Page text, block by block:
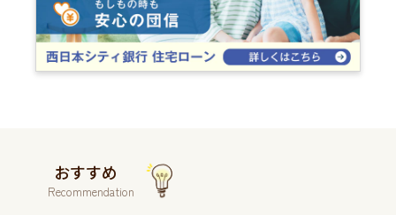
おすすめ
Recommendation